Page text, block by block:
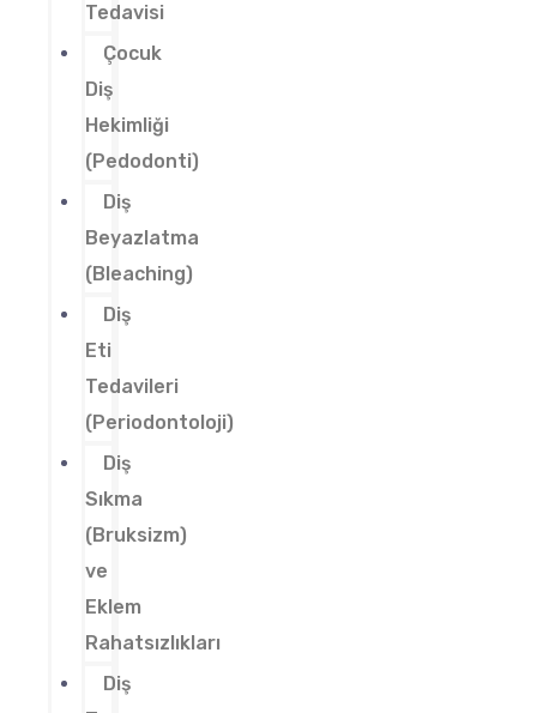
Tedavisi
Çocuk
Diş
Hekimliği
(Pedodonti)
Diş
Beyazlatma
(Bleaching)
Diş
Eti
Tedavileri
(Periodontoloji)
Diş
Sıkma
(Bruksizm)
ve
Eklem
Rahatsızlıkları
Diş